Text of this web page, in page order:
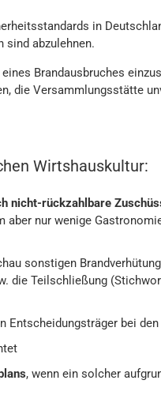
in
sind abzulehnen.
Brandausbruches
die Versammlungsstätte
Wirtshauskultur:
nicht-rückzahlbare
nur wenige
sonstigen
die Teilschließung
Entscheidungsträger bei den
, wenn ein solcher